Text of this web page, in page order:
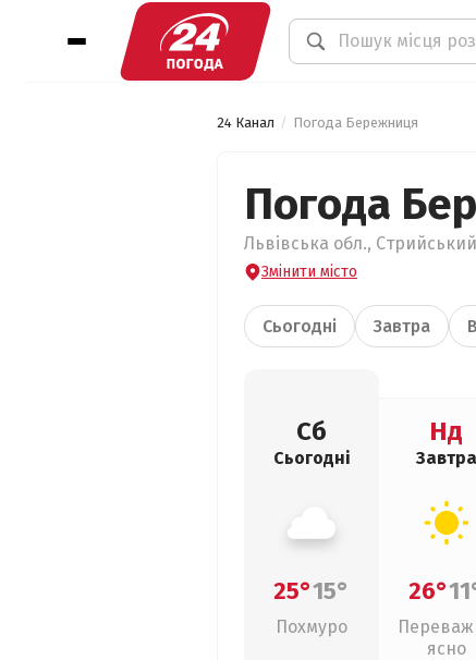
24 Канал Погода Бережниця
Погода
Львівська обл.,
Змінити місто
Сьогодні Завтра
Сб
Сьогодні
25°15°
Похмуро
Нд
Завтра
26°
ясно